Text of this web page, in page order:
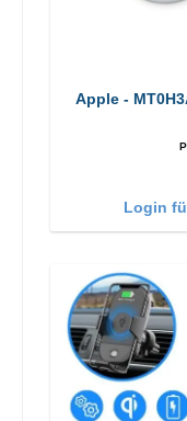
Apple -
Login